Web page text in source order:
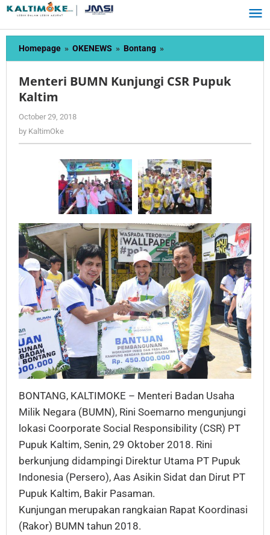
Skip
content
Homepage » OKENEWS » Bontang »
BUMN
CSR
Menteri BUMN Kunjungi CSR Pupuk
Kaltim
October 29, 2018
by KaltimOke
BONTANG, KALTIMOKE – Menteri Badan Usaha
Milik Negara (BUMN), Rini Soemarno mengunjungi
lokasi Coorporate Social Responsibility (CSR) PT
Pupuk Kaltim, Senin, 29 Oktober 2018. Rini
berkunjung didampingi Direktur Utama PT Pupuk
Indonesia (Persero), Aas Asikin Sidat dan Dirut PT
Pupuk Kaltim, Bakir Pasaman.
Kunjungan merupakan rangkaian Rapat Koordinasi
(Rakor) BUMN tahun 2018.